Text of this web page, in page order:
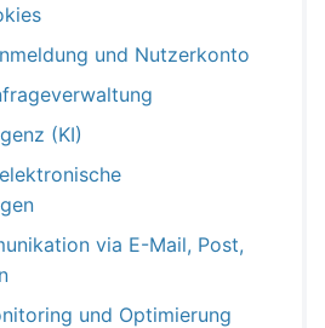
und Nutzerkonto
(KI)
via E-Mail, Post,
und Optimierung